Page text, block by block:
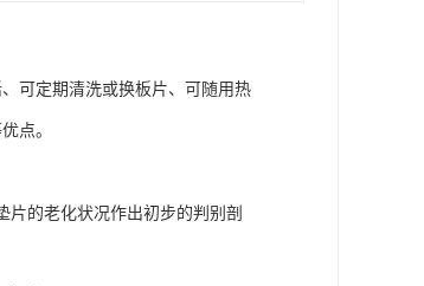
可定期清洗或换板片、可随用热
点。
片的老化状况作出初步的判别剖